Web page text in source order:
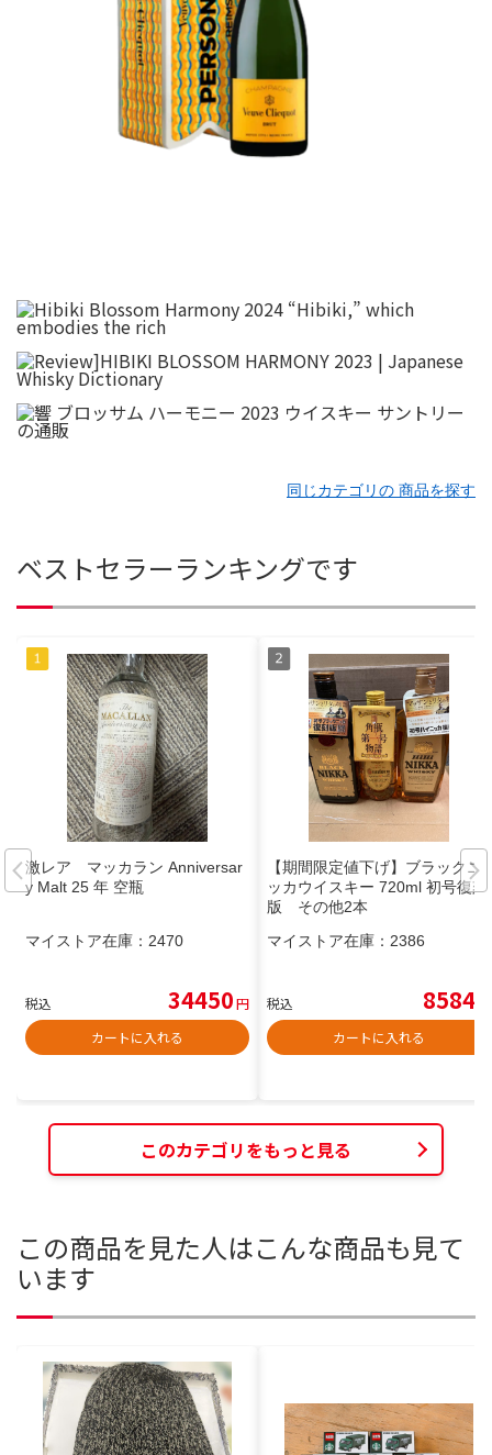
同じカテゴリの 商品を探す
ベストセラーランキングです
激レア マッカラン Anniversar
y Malt 25 年 空瓶
マイストア在庫： 2470
税込 34450円
カートに入れる
【期間限定値下げ】ブラックニ
ッカウイスキー 720ml 初号復刻
版 その他2本
マイストア在庫： 2386
税込 8584
カートに入れる
このカテゴリをもっと見る
この商品を見た人はこんな商品も見て
います